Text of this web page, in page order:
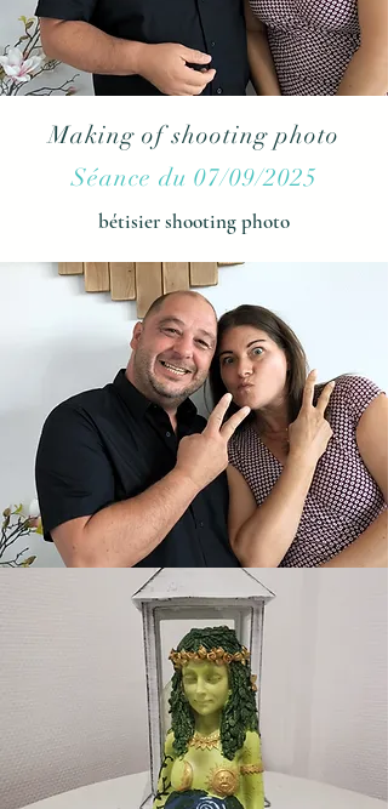
Making of shooting photo
Séance du 07/09/2025
bétisier shooting photo